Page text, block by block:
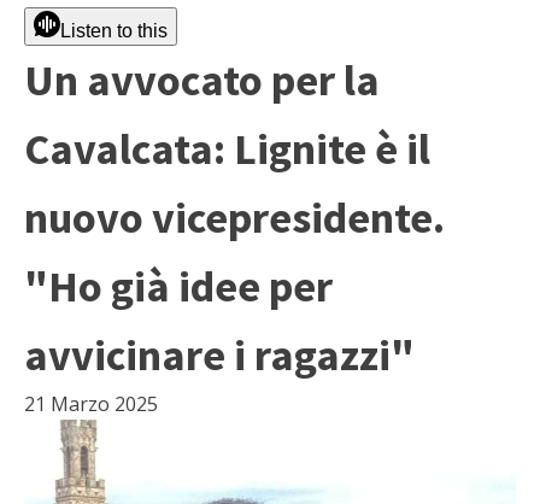
Listen to this
Un avvocato per la
Cavalcata: Lignite è il
nuovo vicepresidente.
"Ho già idee per
avvicinare i ragazzi"
21 Marzo 2025